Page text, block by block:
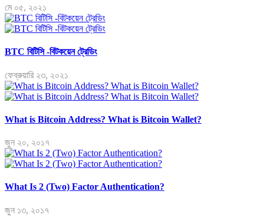
মে ০৫, ২০২১
BTC বিটিসি -বিটকয়েন ট্রেডিং
ফেব্রুয়ারি ২৩, ২০২১
What is Bitcoin Address? What is Bitcoin Wallet?
জুন ২০, ২০১৭
What Is 2 (Two) Factor Authentication?
জুন ১৩, ২০১৭